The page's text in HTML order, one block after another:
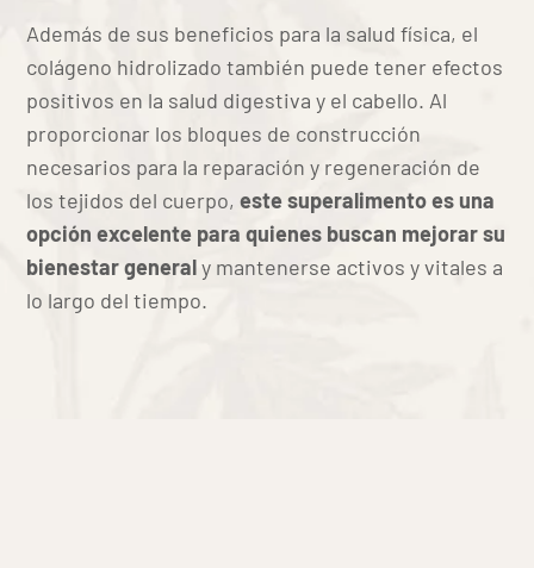
Además de sus beneficios para la salud física, el
colágeno hidrolizado también puede tener efectos
positivos en la salud digestiva y el cabello. Al
proporcionar los bloques de construcción
necesarios para la reparación y regeneración de
los tejidos del cuerpo, este superalimento es una
opción excelente para quienes buscan mejorar su
bienestar generaly mantenerse activos y vitales a
lo largo del tiempo.